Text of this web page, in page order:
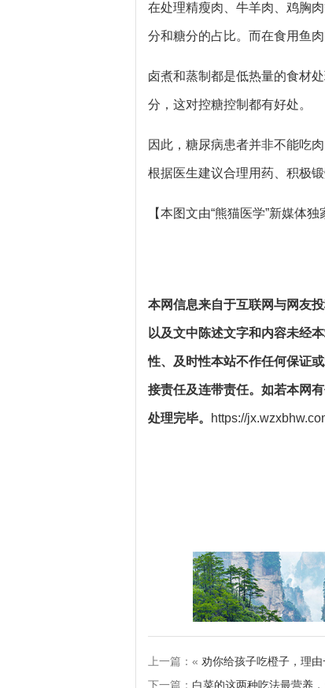
在处理精瘦肉、牛羊肉、鸡胸
分和糖分的占比。而在食用鱼
卤煮和蒸制都是低热量的食材
分，这对控糖控制都有好处。
因此，糖尿病患者并非不能吃
根据医生建议合理用药、积极
【本图文由“熊猫医学”新媒体
本网信息来自于互联网与网友
以及文中陈述文字和内容未经
性、及时性本站不作任何保证
接责任及连带责任。如若本网
处理完毕。 https://
上一篇：« 劝你给孩子吃橙子，理
下一篇： 白菜的这两种吃法最营养